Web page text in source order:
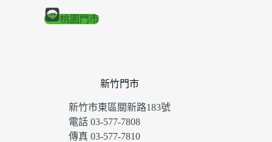
桃園門市
新竹門市
新竹市東區關新路183號
電話 03-577-7808
傳真 03-577-7810